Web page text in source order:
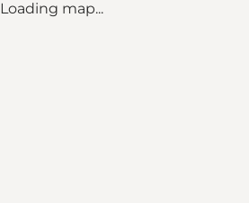
Loading map...